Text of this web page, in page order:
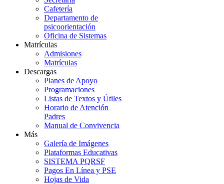
Cafetería
Departamento de
psicoorientación
Oficina de Sistemas
Matrículas
Admisiones
Matrículas
Descargas
Planes de Apoyo
Programaciones
Listas de Textos y Útiles
Horario de Atención
Padres
Manual de Convivencia
Más
Galería de Imágenes
Plataformas Educativas
SISTEMA PQRSF
Pagos En Línea y PSE
Hojas de Vida